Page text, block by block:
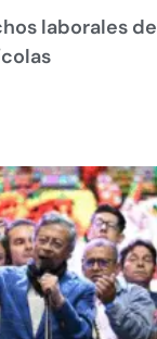
laborales de